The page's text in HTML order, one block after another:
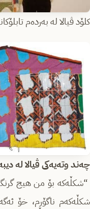
کلۆد ڤیالا لە بەردەم
چەند وتەیەکی ڤیالا لە
“شکڵەکە بۆ من هیج
شکڵەکەم ناگۆڕم، خۆ